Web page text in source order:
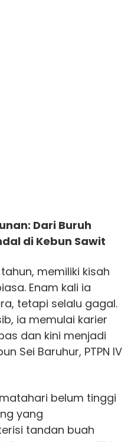
Dari Buruh
di Kebun Sawit
memiliki kisah
Enam kali ia
tetapi selalu gagal.
ia memulai karier
dan kini menjadi
Sei Baruhur, PTPN IV
belum tinggi
yang
tandan buah